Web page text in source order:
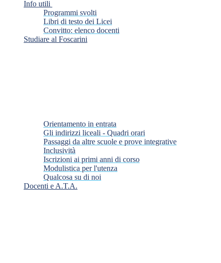
Info utili
Programmi svolti
Libri di testo dei Licei
Convitto: elenco docenti
Studiare al Foscarini
Orientamento in entrata
Gli indirizzi liceali - Quadri orari
Passaggi da altre scuole e prove integrative
Inclusività
Iscrizioni ai primi anni di corso
Modulistica per l'utenza
Qualcosa su di noi
Docenti e A.T.A.